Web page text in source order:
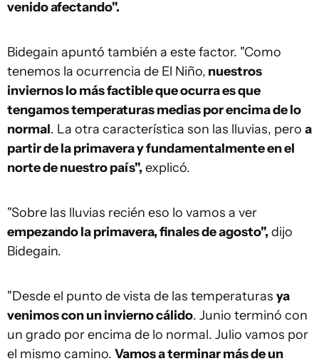
venido afectando".
Bidegain apuntó también a este factor. "Como
tenemos la ocurrencia de El Niño, nuestros
inviernos lo más factible que ocurra es que
tengamos temperaturas medias por encima de lo
normal. La otra característica son las lluvias, pero a
partir de la primavera y fundamentalmente en el
norte de nuestro país", explicó.
"Sobre las lluvias recién eso lo vamos a ver
empezando la primavera, finales de agosto", dijo
Bidegain.
"Desde el punto de vista de las temperaturas ya
venimos con un invierno cálido. Junio terminó con
un grado por encima de lo normal. Julio vamos por
el mismo camino. Vamos a terminar más de un